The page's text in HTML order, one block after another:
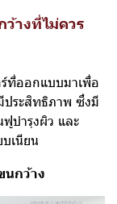
ว้างที่ไม่ควร
ที่ออกแบบมาเพื่อ
ประสิทธิภาพ ซึ่งมี
บำรุงผิว และ
เนียน
นกว้าง